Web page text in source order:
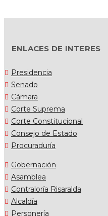
ENLACES DE INTERES
Presidencia
Senado
Cámara
Corte Suprema
Corte Constitucional
Consejo de Estado
Procuraduría
Gobernación
Asamblea
Contraloría Risaralda
Alcaldía
Personería